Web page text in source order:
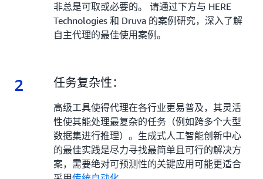
非总是可取或必要的。 请通过下方与 HERE
Technologies 和 Druva 的案例研究，深入了解
自主代理的最佳使用案例。
2 2.
任务复杂性：
高级工具使得代理在各行业更易普及，其灵活
性使其能处理最复杂的任务（例如跨多个大型
数据集进行推理）。生成式人工智能创新中心
的最佳实践是尽力寻找最简单且可行的解决方
案，需要绝对可预测性的关键应用可能更适合